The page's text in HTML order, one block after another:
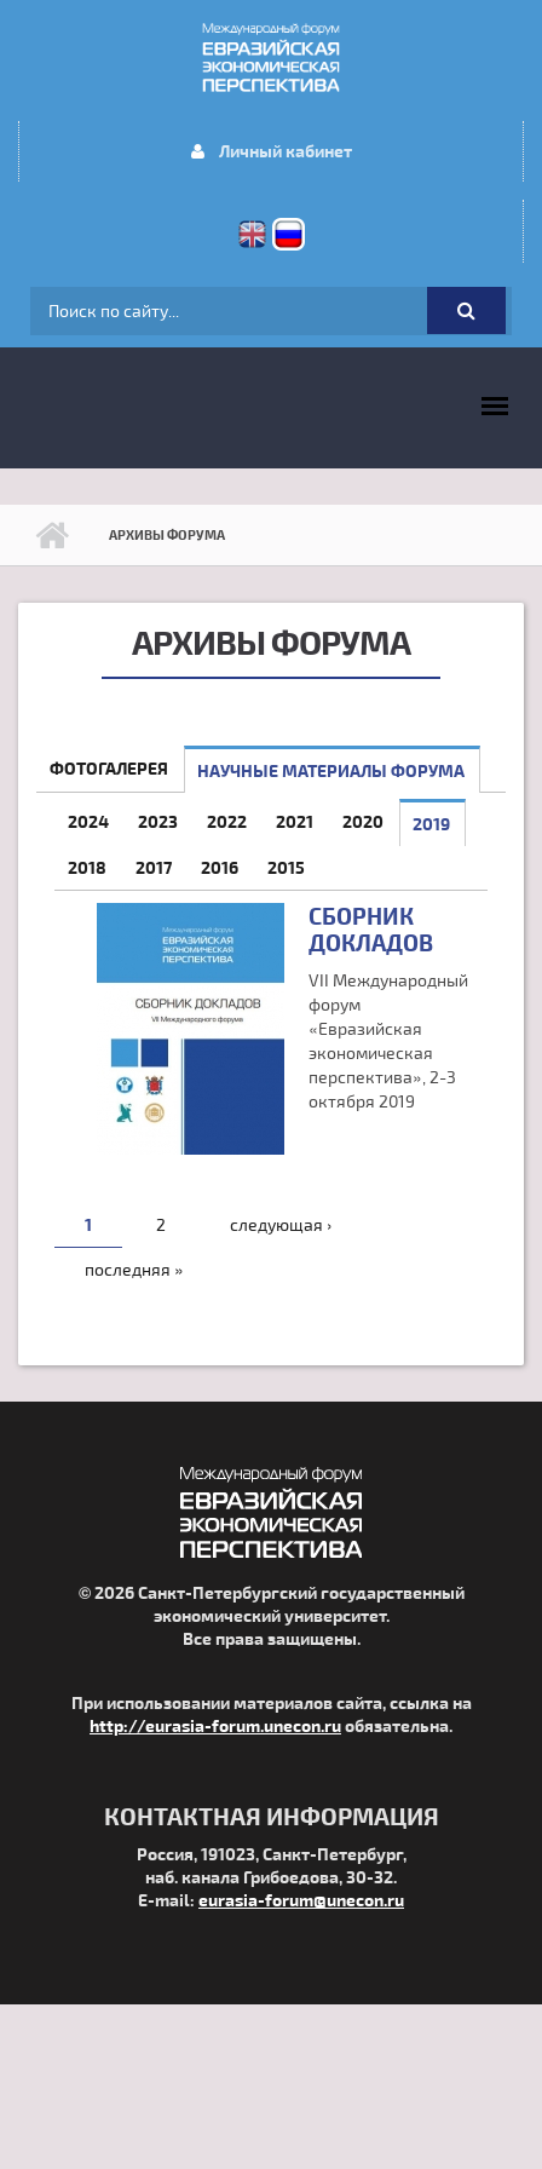
Личный кабинет
ФОРМА ПОИСКА
АРХИВЫ ФОРУМА
АРХИВЫ ФОРУМА
ФОТОГАЛЕРЕЯ НАУЧНЫЕ МАТЕРИАЛЫ ФОРУМА
2024 2023 2022 2021 2020 2019
2018 2017 2016 2015
СБОРНИК
ДОКЛАДОВ
VII Международный
форум
«Евразийская
экономическая
перспектива», 2-3
октября 2019
СТРАНИЦЫ
1 2 следующая ›
последняя »
© 2026 Санкт-Петербургский государственный
экономический университет.
Все права защищены.
При использовании материалов сайта, ссылка на
http://eurasia-forum.unecon.ruобязательна.
КОНТАКТНАЯ ИНФОРМАЦИЯ
Россия, 191023, Санкт-Петербург,
наб. канала Грибоедова, 30-32.
E-mail: eurasia-forum@unecon.ru